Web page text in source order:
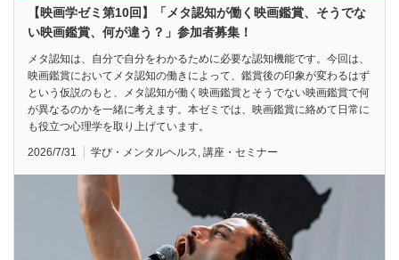
【映画学ゼミ第10回】「メタ認知が働く映画鑑賞、そうでな
い映画鑑賞、何が違う？」参加者募集！
メタ認知は、自分で自分をわかるために必要な認知機能です。今回は、
映画鑑賞においてメタ認知の働きによって、鑑賞後の印象が変わるはず
という仮説のもと、メタ認知が働く映画鑑賞とそうでない映画鑑賞で何
が異なるのかを一緒に考えます。本ゼミでは、映画鑑賞に絡めて日常に
も役立つ心理学を取り上げています。
2026/7/31 学び・メンタルヘルス 講座・セミナー